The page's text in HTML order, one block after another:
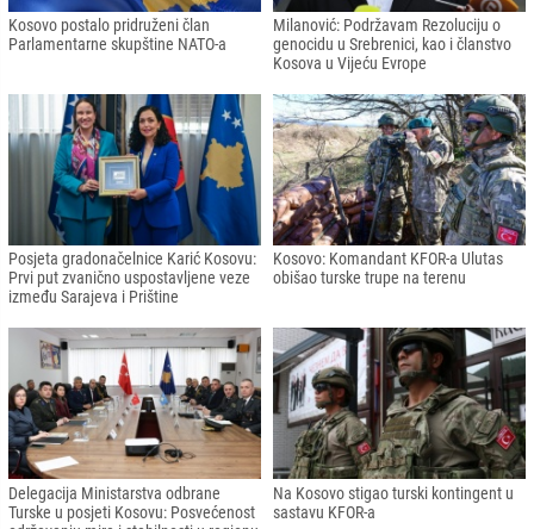
Kosovo postalo pridruženi član
Parlamentarne skupštine NATO-a
Milanović: Podržavam Rezoluciju o
genocidu u Srebrenici, kao i članstvo
Kosova u Vijeću Evrope
Posjeta gradonačelnice Karić Kosovu:
Prvi put zvanično uspostavljene veze
između Sarajeva i Prištine
Kosovo: Komandant KFOR-a Ulutas
obišao turske trupe na terenu
Delegacija Ministarstva odbrane
Turske u posjeti Kosovu: Posvećenost
Na Kosovo stigao turski kontingent u
sastavu KFOR-a